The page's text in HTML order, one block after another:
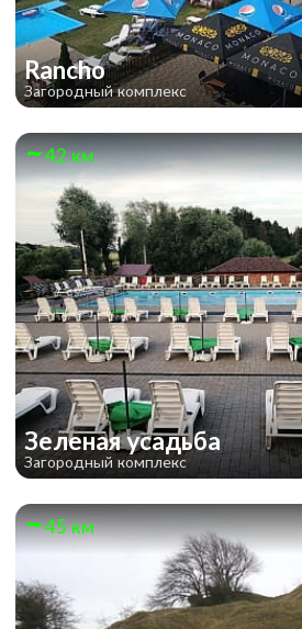
Rancho
Загородный комплекс
42 км
Зеленая усадьба
Загородный комплекс
45 км